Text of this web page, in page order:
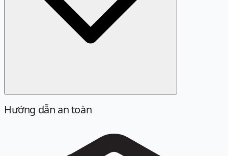
Định dạng chuẩn là 02873000211. Các cách viết sau đây
028 7300 0211, +842873000211, +84 28 73000211.
Hướng dẫn an toàn